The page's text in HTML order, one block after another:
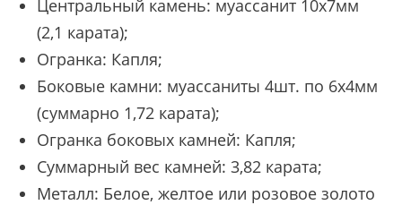
Центральный камень: муассанит 10х7мм
(2,1 карата);
Огранка: Капля;
Боковые камни: муассаниты 4шт. по 6х4мм
(суммарно 1,72 карата);
Огранка боковых камней: Капля;
Суммарный вес камней: 3,82 карата;
Металл: Белое, желтое или розовое золото